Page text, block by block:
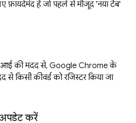
फ़ायदेमंद है जो पहले से मौजूद 'नया टैब'
की मदद से, Google Chrome के
से किसी कीवर्ड को रजिस्टर किया जा
करें